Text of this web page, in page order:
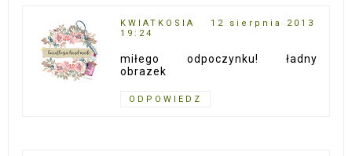
KWIATKOSIA
12 sierpnia 2013
19:24
miłego odpoczynku! ładny
obrazek
ODPOWIEDZ